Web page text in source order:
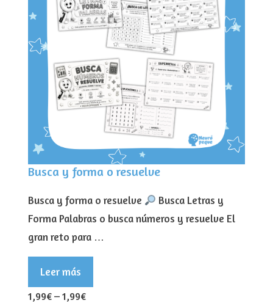
Busca y forma o resuelve
Busca y forma o resuelve
Busca Letras y
Forma Palabras o busca números y resuelve El
gran reto para …
Leer más
1,99€–1,99€